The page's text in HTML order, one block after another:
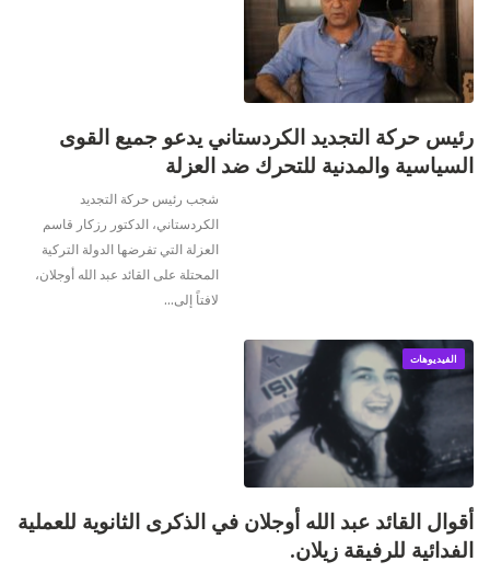
​​​​​​​رئيس حركة التجديد الكردستاني يدعو جميع القوى
السياسية والمدنية للتحرك ضد العزلة
شجب رئيس حركة التجديد
الكردستاني، الدكتور رزكار قاسم
العزلة التي تفرضها الدولة التركية
المحتلة على القائد عبد الله أوجلان،
لافتاً إلى…
الفيديوهات
أقوال القائد عبد الله أوجلان في الذكرى الثانوية للعملية
الفدائية للرفيقة زيلان.